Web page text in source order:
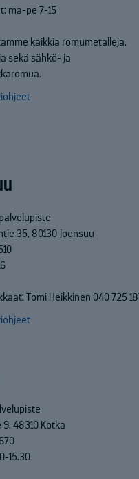
ma-pe 7-15
kaikkia romumetalleja,
sekä sähkö- ja
35, 80130 Joensuu
Tomi Heikkinen 040 725
9, 48310 Kotka
15.30